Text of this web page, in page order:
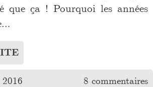
que ça ! Pourquoi les années
8 commentaires